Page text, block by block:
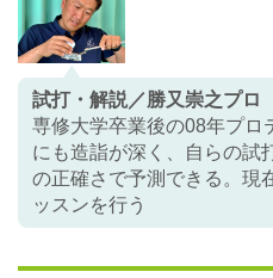
試打・解説／勝又崇之プロ
専修大学卒業後の08年プロ
にも造詣が深く、自らの試
の正確さで予測できる。現
ッスンを行う